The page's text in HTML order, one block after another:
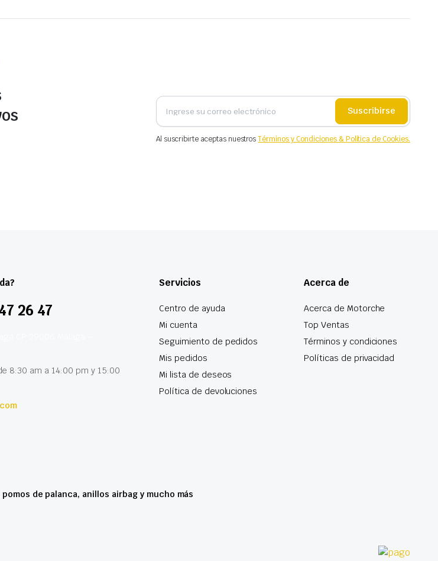
Suscribirse
Al suscribirte aceptas nuestrosTérminos y Condiciones & Política de Cookies.
26 47
8:30 am a 14:00 pm y 15:00
Servicios
Centro de ayuda
Mi cuenta
Seguimiento de pedidos
Mis pedidos
Mi lista de deseos
Política de devoluciones
Acerca de
Acerca de Motorche
Top Ventas
Términos y condiciones
Políticas de privacidad
de palanca, anillos airbag y mucho más